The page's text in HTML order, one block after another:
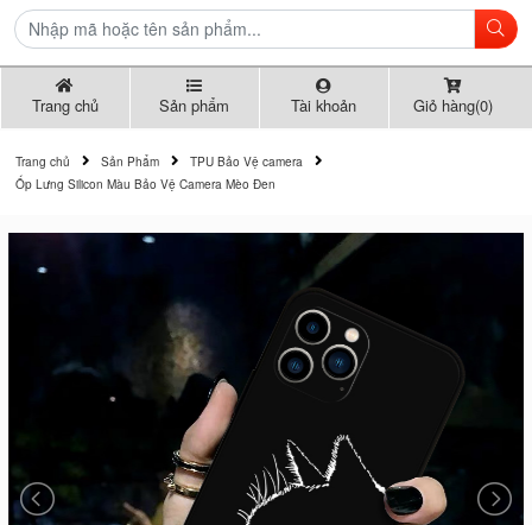
Trang chủ Sản phẩm Tài khoản Giỏ hàng(0)
Trang chủ Sản Phẩm
TPU Bảo Vệ camera
Ốp Lưng Silicon Màu Bảo Vệ Camera Mèo Đen